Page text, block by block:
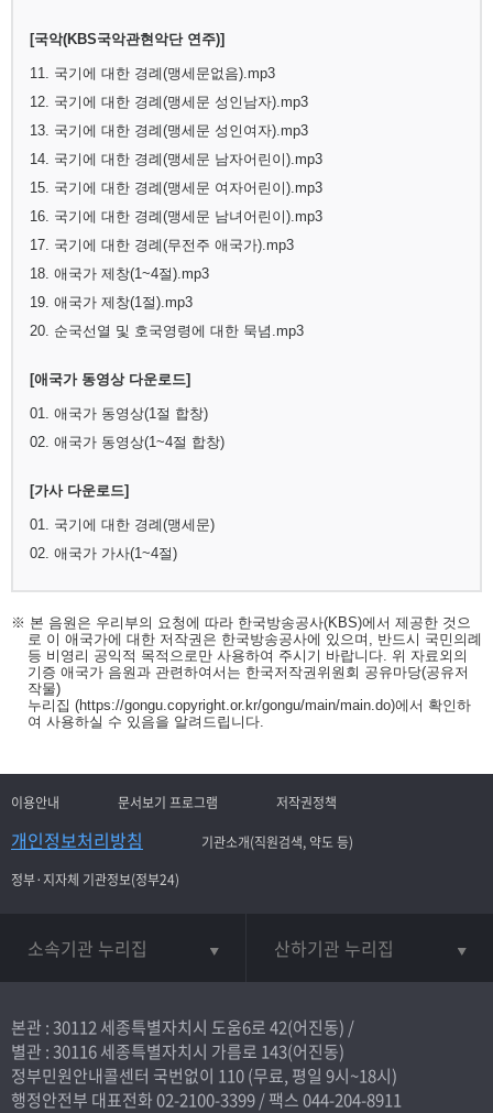
[국악(KBS국악관현악단 연주)]
11. 국기에 대한 경례(맹세문없음).mp3
12. 국기에 대한 경례(맹세문 성인남자).mp3
13. 국기에 대한 경례(맹세문 성인여자).mp3
14. 국기에 대한 경례(맹세문 남자어린이).mp3
15. 국기에 대한 경례(맹세문 여자어린이).mp3
16. 국기에 대한 경례(맹세문 남녀어린이).mp3
17. 국기에 대한 경례(무전주 애국가).mp3
18. 애국가 제창(1~4절).mp3
19. 애국가 제창(1절).mp3
20. 순국선열 및 호국영령에 대한 묵념.mp3
[애국가 동영상 다운로드]
01. 애국가 동영상(1절 합창)
02. 애국가 동영상(1~4절 합창)
[가사 다운로드]
01. 국기에 대한 경례(맹세문)
02. 애국가 가사(1~4절)
※ 본 음원은 우리부의 요청에 따라 한국방송공사(KBS)에서 제공한 것으
로 이 애국가에 대한 저작권은 한국방송공사에 있으며, 반드시 국민의례
등 비영리 공익적 목적으로만 사용하여 주시기 바랍니다. 위 자료외의
기증 애국가 음원과 관련하여서는 한국저작권위원회 공유마당(공유저
작물)
누리집 (https://gongu.copyright.or.kr/gongu/main/main.do)에서 확인하
여 사용하실 수 있음을 알려드립니다.
이용안내 문서보기 프로그램 저작권정책
개인정보처리방침
기관소개(직원검색, 약도 등)
정부·지자체 기관정보(정부24)
소속기관 누리집 산하기관 누리집
본관 : 30112 세종특별자치시 도움6로 42(어진동) /
별관 : 30116 세종특별자치시 가름로 143(어진동)
정부민원안내콜센터 국번없이 110(무료, 평일 9시~18시)
행정안전부 대표전화02-2100-3399/ 팩스 044-204-8911